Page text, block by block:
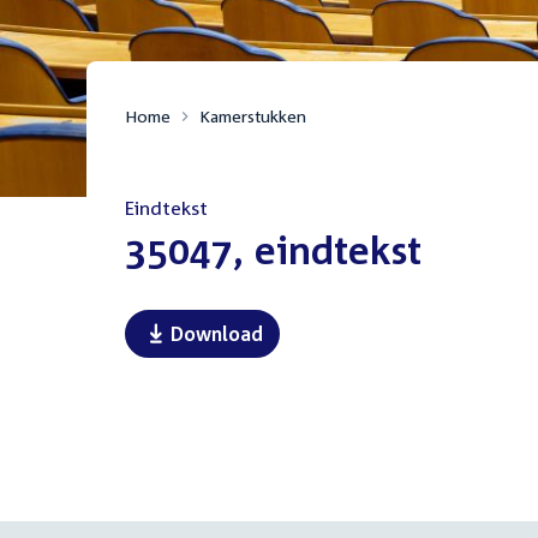
Home Kamerstukken
Eindtekst
:35047, eindtekst
Download